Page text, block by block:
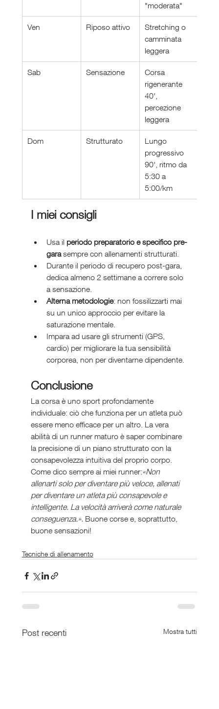
"moderata"
Ven Riposo attivo
Stretching o
camminata
leggera
Sab Sensazione
Corsa
rigenerante
40',
percezione
leggera
Dom Strutturato
Lungo
progressivo
90', ritmo da
5:30 a
5:00/km
I miei consigli
Usa il periodo preparatorio e specifico pre-
gara sempre con allenamenti strutturati.
Durante il periodo di recupero post-gara,
dedica almeno 2 settimane a correre solo
a sensazione.
Alterna metodologie: non fossilizzarti mai
su un unico approccio per evitare la
saturazione mentale.
Impara ad usare gli strumenti (GPS,
cardio) per migliorare la tua sensibilità
corporea, non per diventarne dipendente.
Conclusione
La corsa è uno sport profondamente
individuale: ciò che funziona per un atleta può
essere meno efficace per un altro. La vera
abilità di un runner maturo è saper combinare
la precisione di un piano strutturato con la
consapevolezza intuitiva del proprio corpo.
Come dico sempre ai miei runner:«Non
allenarti solo per diventare più veloce, allenati
per diventare un atleta più consapevole e
intelligente. La velocità arriverà come naturale
conseguenza.». Buone corse e, soprattutto,
buone sensazioni!
Tecniche di allenamento
Post recenti Mostra tutti